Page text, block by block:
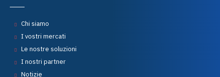
Chi siamo
I vostri mercati
Le nostre soluzioni
I nostri partner
Notizie